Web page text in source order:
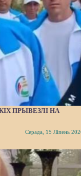
ПРЫВЕЗЛІ НА
Серада, 15 Ліпень